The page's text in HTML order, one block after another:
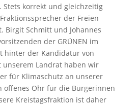
korrekt und gleichzeitig
der Freien
Birgit Schmitt und Johannes
der GRÜNEN im
hinter der Kandidatur von
unserem Landrat haben wir
für Klimaschutz an unserer
offenes Ohr für die Bürgerinnen
Kreistagsfraktion ist daher